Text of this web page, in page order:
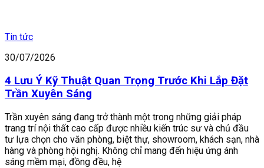
Tin tức
30/07/2026
4 Lưu Ý Kỹ Thuật Quan Trọng Trước Khi Lắp Đặt
Trần Xuyên Sáng
Trần xuyên sáng đang trở thành một trong những giải pháp
trang trí nội thất cao cấp được nhiều kiến trúc sư và chủ đầu
tư lựa chọn cho văn phòng, biệt thự, showroom, khách sạn, nhà
hàng và phòng hội nghị. Không chỉ mang đến hiệu ứng ánh
sáng mềm mại, đồng đều, hệ